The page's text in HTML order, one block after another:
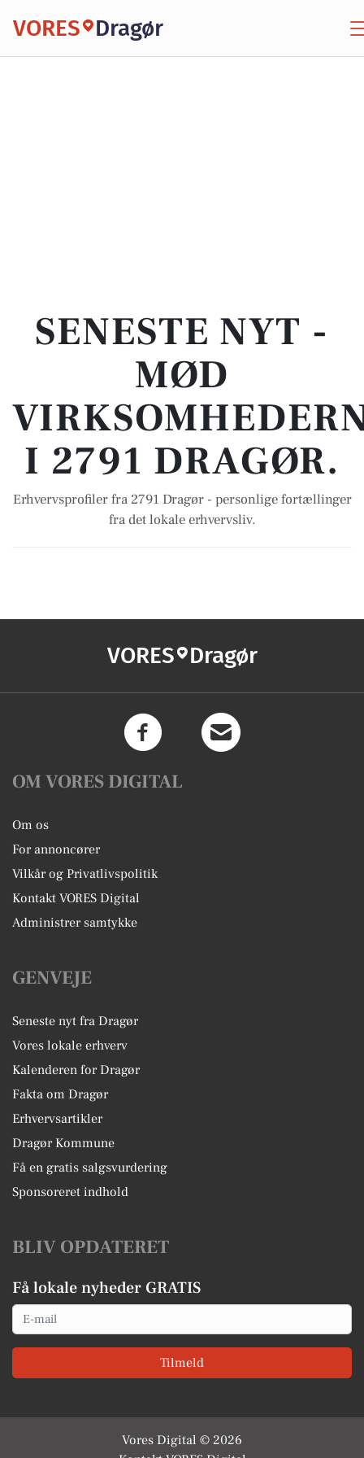
VORES Dragør
SENESTE NYT -
MØD
I 2791 DRAGØR.
Erhvervsprofiler fra 2791 Dragør - personlige fortællinger
fra det lokale erhvervsliv.
VORES Dragør
OM VORES DIGITAL
Om os
For annoncører
Vilkår og Privatlivspolitik
Kontakt VORES Digital
Administrer samtykke
GENVEJE
Seneste nyt fra Dragør
Vores lokale erhverv
Kalenderen for Dragør
Fakta om Dragør
Erhvervsartikler
Dragør Kommune
Få en gratis salgsvurdering
Sponsoreret indhold
BLIV OPDATERET
Få lokale nyheder GRATIS
Email
Tilmeld
Vores Digital © 2026